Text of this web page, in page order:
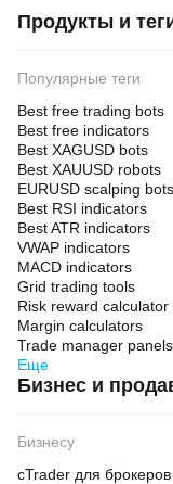
Продукты и
Популярные теги
Best free trading bots
Best free indicators
Best XAGUSD bots
Best XAUUSD robots
EURUSD scalping bots
Best RSI indicators
Best ATR indicators
VWAP indicators
MACD indicators
Grid trading tools
Risk reward calculator
Margin calculators
Trade manager panels
Еще
Бизнес и
Бизнесу
cTrader для брокеров